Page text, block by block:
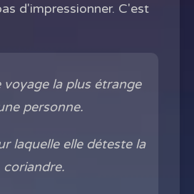
d'impressionner. C'est
voyage la plus étrange
personne.
laquelle elle déteste la
coriandre.